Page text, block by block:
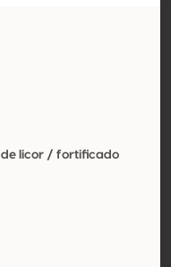
de licor / fortificado